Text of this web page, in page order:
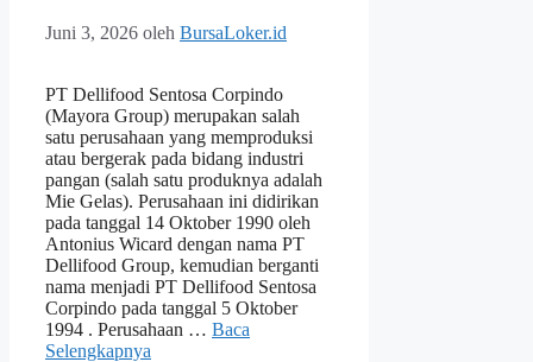
Juni 3, 2026 oleh BursaLoker.id
PT Dellifood Sentosa Corpindo
(Mayora Group) merupakan salah
satu perusahaan yang memproduksi
atau bergerak pada bidang industri
pangan (salah satu produknya adalah
Mie Gelas). Perusahaan ini didirikan
pada tanggal 14 Oktober 1990 oleh
Antonius Wicard dengan nama PT
Dellifood Group, kemudian berganti
nama menjadi PT Dellifood Sentosa
Corpindo pada tanggal 5 Oktober
1994 . Perusahaan … Baca
Selengkapnya